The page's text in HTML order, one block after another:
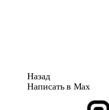
Назад
Написать в Max